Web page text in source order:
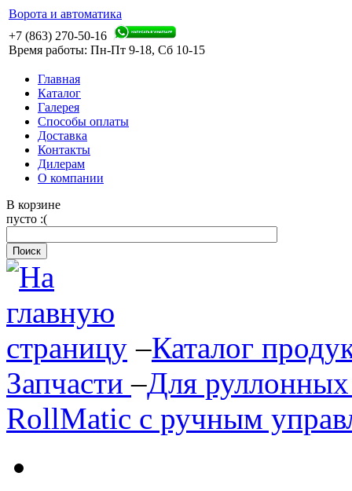
Ворота и автоматика
+7 (863) 270-50-16
Время работы: Пн-Пт 9-18, Сб 10-15
Главная
Каталог
Галерея
Способы оплаты
Доставка
Контакты
Дилерам
О компании
В корзине
пусто :(
–Каталог
Запчасти–Для
RollMatic с ручным